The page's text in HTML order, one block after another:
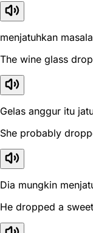
menjatuhkan
The wine glass
Gelas anggur itu
She probably
Dia mungkin
He dropped a